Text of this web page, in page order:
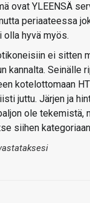
ovat YLEENSÄ
periaateessa
hyvä myös.
ei sitten
kannalta. Seinälle
kotelottomaan
juttu. Järjen ja
ole tekemistä,
siihen